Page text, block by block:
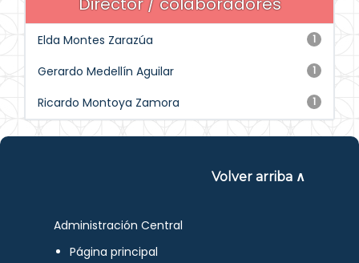
1
Elda Montes Zarazúa
1
Gerardo Medellín Aguilar
1
Ricardo Montoya Zamora
Volver arriba ∧
Administración Central
Página principal